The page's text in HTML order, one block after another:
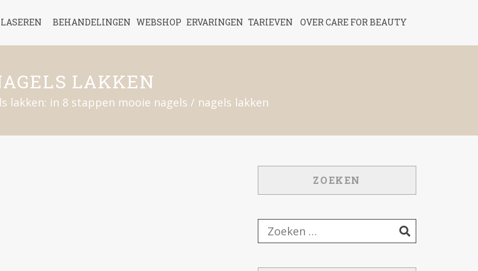
BEHANDELINGEN WEBSHOP ERVARINGEN TARIEVEN OVER CARE FOR BEAUTY
LAKKEN
lakken: in 8 stappen mooie nagels / nagels lakken
ZOEKEN